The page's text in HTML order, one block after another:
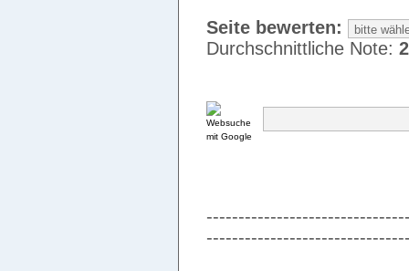
Seite bewerten:
Durchschnittliche Note: 2